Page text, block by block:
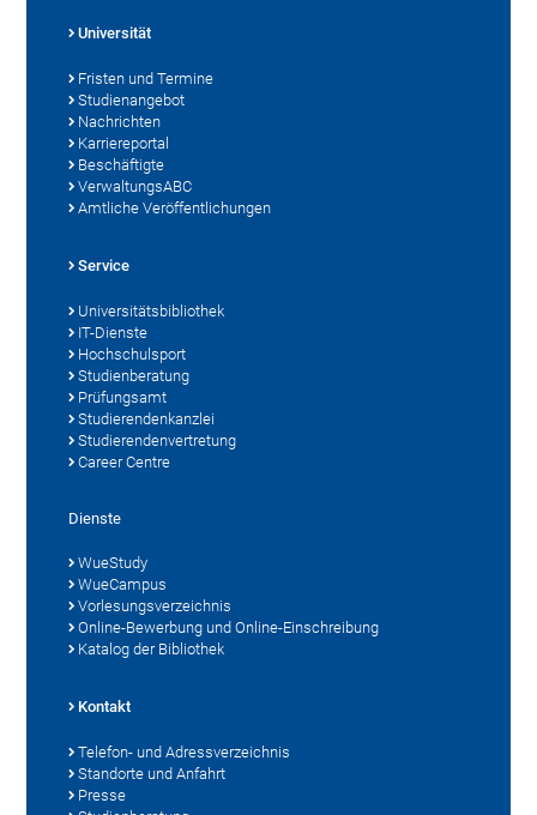
Universität
Fristen und Termine
Studienangebot
Nachrichten
Karriereportal
Beschäftigte
VerwaltungsABC
Amtliche Veröffentlichungen
Service
Universitätsbibliothek
IT-Dienste
Hochschulsport
Studienberatung
Prüfungsamt
Studierendenkanzlei
Studierendenvertretung
Career Centre
Dienste
WueStudy
WueCampus
Vorlesungsverzeichnis
Online-Bewerbung und Online-Einschreibung
Katalog der Bibliothek
Kontakt
Telefon- und Adressverzeichnis
Standorte und Anfahrt
Presse